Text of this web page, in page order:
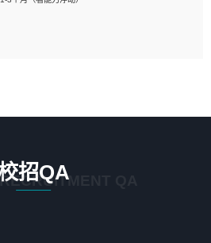
求分析顾问不限专业）
设计给予的 UI 效果;
现频率低;
招QA QA